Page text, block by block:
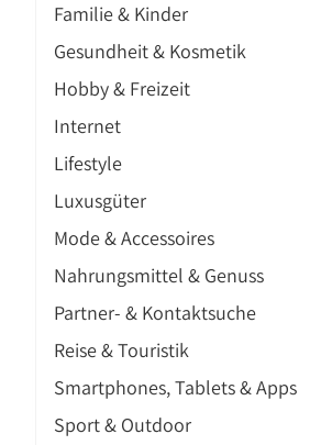
Familie & Kinder
Gesundheit & Kosmetik
Hobby & Freizeit
Internet
Lifestyle
Luxusgüter
Mode & Accessoires
Nahrungsmittel & Genuss
Partner- & Kontaktsuche
Reise & Touristik
Smartphones, Tablets & Apps
Sport & Outdoor